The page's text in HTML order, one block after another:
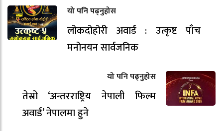
यो पनि पढ्नुहोस
लोकदोहोरी अवार्ड : उत्कृष्ट पाँच
मनोनयन सार्वजनिक
यो पनि पढ्नुहोस
तेस्रो ‘अन्तरराष्ट्रिय नेपाली फिल्म
अवार्ड’ नेपालमा हुने